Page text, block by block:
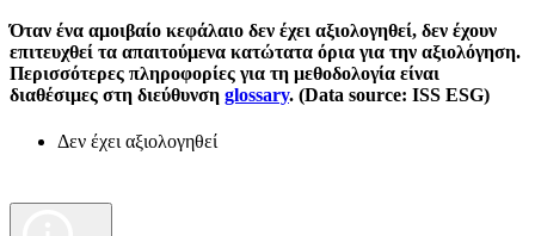
Όταν ένα αμοιβαίο κεφάλαιο δεν έχει αξιολογηθεί, δεν έχουν
επιτευχθεί τα απαιτούμενα κατώτατα όρια για την αξιολόγηση.
Περισσότερες πληροφορίες για τη μεθοδολογία είναι
διαθέσιμες στη διεύθυνση glossary. (Data source: ISS ESG)
Δεν έχει αξιολογηθεί